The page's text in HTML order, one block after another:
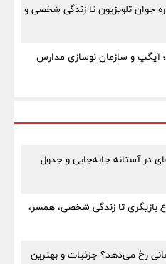
جوان تلویزیون تا زندگی شخصی و
آیگپ و سازمان نوسازی مدارس
در آستانه جابه‌جایی و جدول
بازیگری تا زندگی شخصی، همسر،
مرداد ۱۴۰۵ چه زمانی رخ می‌دهد؟ جزئیات و بهترین